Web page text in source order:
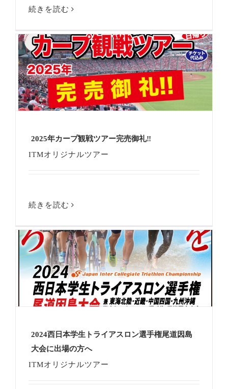
続きを読む
2025年カープ観戦ツアー完売御礼‼
ITMオリジナルツアー
続きを読む
2024西日本学生トライアスロン選手権尾道因島
大会に出場の方へ
ITMオリジナルツアー